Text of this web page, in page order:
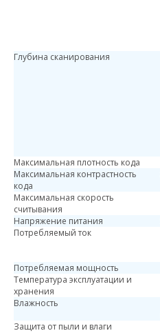
Глубина сканирования
Максимальная плотность кода
Максимальная контрастность
кода
Максимальная скорость
считывания
Напряжение питания
Потребляемый ток
Потребляемая мощность
Температура эксплуатации и
хранения
Влажность
Защита от пыли и влаги